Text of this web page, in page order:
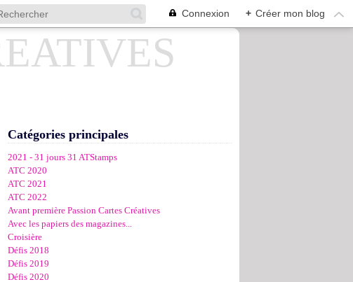
Connexion + Créer mon blog
Catégories principales
2021 - 31 jours 31 ATStamps
ATC 2020
ATC 2021
ATC 2022
Avant première Passion Cartes Créatives
Avec les papiers des magazines...
Croisière
Défis 2018
Défis 2019
Défis 2020